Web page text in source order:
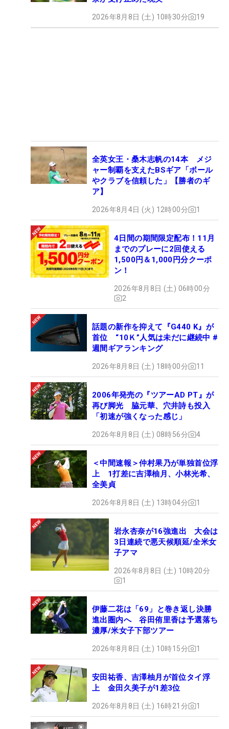
2026年8月8日 (土) 10時30分 19
全英女王・桑木志帆の14本 メジ
ャー制覇を支えたBSギア「ボール
やクラブを信頼した」【勝者のギ
ア】
2026年8月4日 (火) 12時00分 1
4日間の期間限定配布！11月
までのプレーに2回使える
1,500円＆1,000円分クーポ
ン！
2026年8月8日 (土) 06時00分
2
話題の新作を抑えて『G440 K』が
首位 “10Ｋ”人気は未だに継続中 #
週間ギアランキング
2026年8月8日 (土) 18時00分 11
2006年発売の『ツアーAD PT』が
再び脚光 脇元華、穴井詩も投入
「初速が強くなった感じ」
2026年8月8日 (土) 08時56分 4
＜中間速報＞仲村果乃が単独首位浮
上 1打差に吉澤柚月、小林光希、
全美貞
2026年8月8日 (土) 13時04分 1
岩永杏奈が16強進出 大会は
3日連続で悪天候順延/全米女
子アマ
2026年8月8日 (土) 10時20分
1
伊藤二花は「69」と巻き返し決勝
進出圏内へ 谷田侑里香は予選落ち
濃厚/米女子下部ツアー
2026年8月8日 (土) 10時15分 1
安田祐香、吉澤柚月が首位タイ浮
上 金田久美子が1差3位
2026年8月8日 (土) 16時21分 1